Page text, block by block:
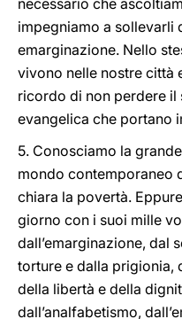
necessario che
impegniamo a sollevarli
emarginazione. Nello
vivono nelle nostre città
ricordo di non perdere il
evangelica che portano
5. Conosciamo la
mondo contemporaneo
chiara la povertà.
giorno con i suoi mille
dall’emarginazione, dal
torture e dalla prigionia,
della libertà e della
dall’analfabetismo,